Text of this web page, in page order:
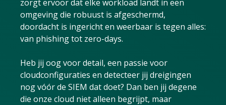
zorgt ervoor dat elke workload landt in een
omgeving die robuust is afgeschermd,
doordacht is ingericht en weerbaar is tegen alles:
van phishing tot zero-days.
Heb jij oog voor detail, een passie voor
cloudconfiguraties en detecteer jij dreigingen
nog vóór de SIEM dat doet? Dan ben jij degene
die onze cloud niet alleen begrijpt, maar